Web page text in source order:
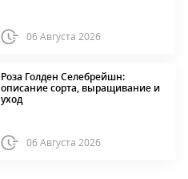
06 Августа 2026
Роза Голден Селебрейшн:
описание сорта, выращивание и
уход
06 Августа 2026